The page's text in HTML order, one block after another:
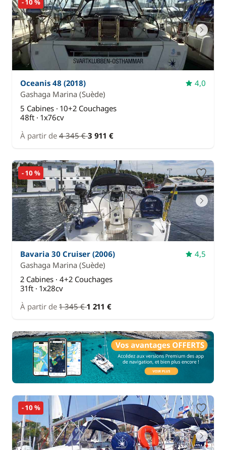
Oceanis 48 (2018)
4,0
Gashaga Marina (Suède)
5 Cabines · 10+2 Couchages
48ft · 1x76cv
À partir de 4 345 €3 911 €
- 10 %
Bavaria 30 Cruiser (2006)
4,5
Gashaga Marina (Suède)
2 Cabines · 4+2 Couchages
31ft · 1x28cv
À partir de 1 345 €1 211 €
- 10 %